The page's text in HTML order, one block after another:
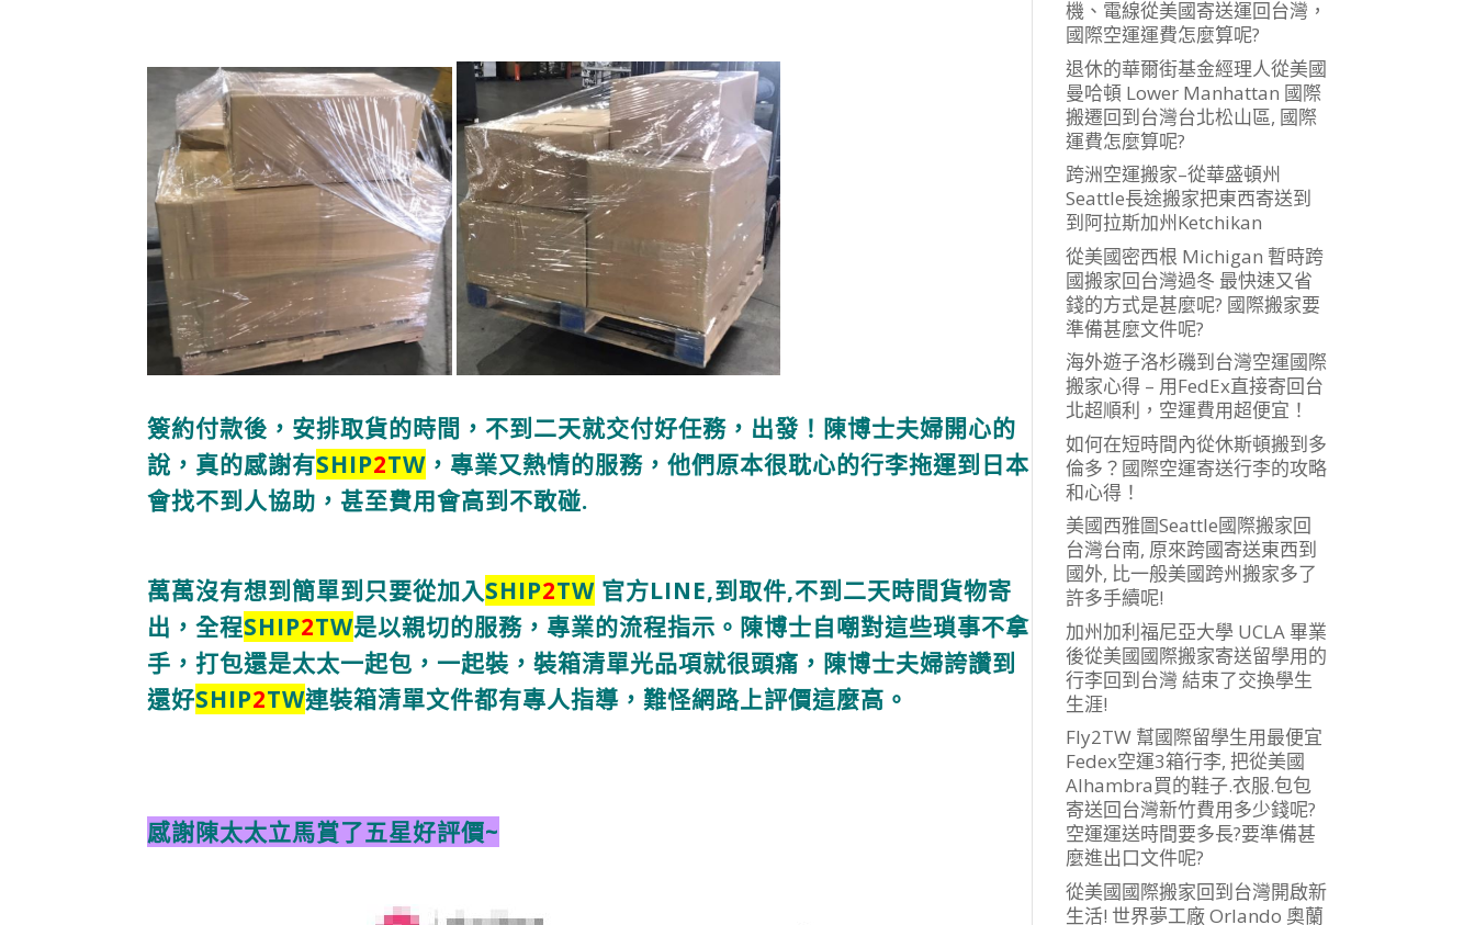
簽約付款後，安排取貨的時間，不到二天就交付好任務，出發！ 陳博士夫婦開心的
說，真的感謝有SHIP2TW ，專業又熱情的服務，他們原本很耽心的行李拖運到日本
會找不到人協助，甚至費用會高到不敢碰.
萬萬沒有想到簡單到只要從加入SHIP2TW 官方LINE,到取件,不到二天時間貨物寄
出，全程SHIP2TW是以親切的服務，專業的流程指示。 陳博士自嘲對這些瑣事不拿
手，打包還是太太一起包，一起裝，裝箱清單光品項就很頭痛，陳博士夫婦誇讚到
還好SHIP2TW連裝箱清單文件都有專人指導，難怪網路上評價這麼高。
感謝陳太太立馬賞了五星好評價~
機、電線從美國寄送運回台灣，
國際空運運費怎麼算呢?
退休的華爾街基金經理人從美國
曼哈頓 Lower Manhattan 國際
搬遷回到台灣台北松山區, 國際
運費怎麼算呢?
跨洲空運搬家–從華盛頓州
Seattle長途搬家把東西寄送到
到阿拉斯加州Ketchikan
從美國密西根 Michigan 暫時跨
國搬家回台灣過冬 最快速又省
錢的方式是甚麼呢? 國際搬家要
準備甚麼文件呢?
海外遊子洛杉磯到台灣空運國際
搬家心得 – 用FedEx直接寄回台
北超順利，空運費用超便宜！
如何在短時間內從休斯頓搬到多
倫多？國際空運寄送行李的攻略
和心得！
美國西雅圖Seattle國際搬家回
台灣台南, 原來跨國寄送東西到
國外, 比一般美國跨州搬家多了
許多手續呢!
加州加利福尼亞大學 UCLA 畢業
後從美國國際搬家寄送留學用的
行李回到台灣 結束了交換學生
生涯!
Fly2TW 幫國際留學生用最便宜
Fedex空運3箱行李, 把從美國
Alhambra買的鞋子.衣服.包包
寄送回台灣新竹費用多少錢呢?
空運運送時間要多長?要準備甚
麼進出口文件呢?
從美國國際搬家回到台灣開啟新
生活! 世界夢工廠 Orlando 奧蘭